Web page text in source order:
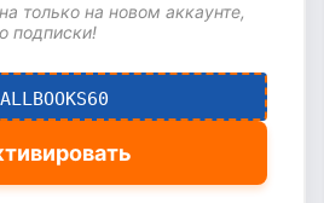
только на новом аккаунте,
подписки!
ALLBOOKS60